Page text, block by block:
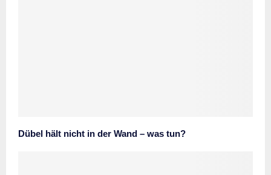
Dübel hält nicht in der Wand – was tun?